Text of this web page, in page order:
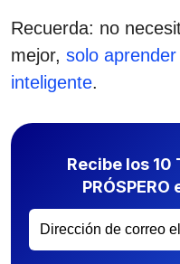
Recuerda: no
mejor, solo
inteligente.
Recibe los 10